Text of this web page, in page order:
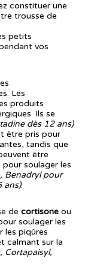
constituer une
trousse de
petits
vos
Les
produits
Ils se
dès 12 ans)
être pris pour
tandis que
être
soulager les
Benadryl pour
ans).
de cortisone ou
soulager les
les piqûres
calmant sur la
Cortapaisyl,